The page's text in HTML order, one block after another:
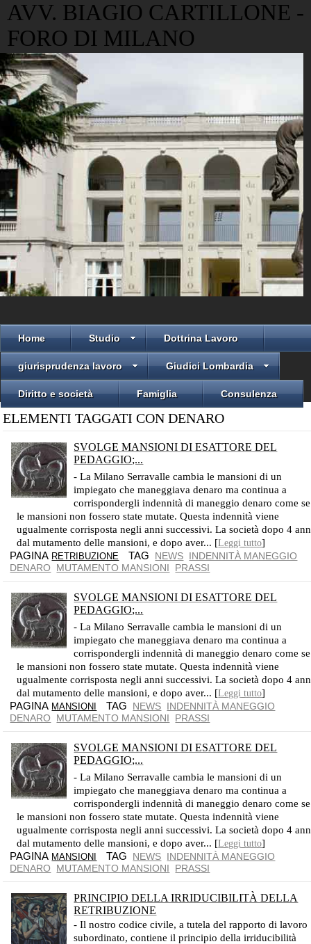
AVV. BIAGIO CARTILLONE -
FORO DI MILANO
Home Studio Dottrina Lavoro
giurisprudenza lavoro Giudici Lombardia
Diritto e società Famiglia Consulenza
ELEMENTI TAGGATI CON DENARO
SVOLGE MANSIONI DI ESATTORE DEL
PEDAGGIO;...
- La Milano Serravalle cambia le mansioni di un
impiegato che maneggiava denaro ma continua a
corrispondergli indennità di maneggio denaro come se
le mansioni non fossero state mutate. Questa indennità viene
ugualmente corrisposta negli anni successivi. La società dopo 4
dal mutamento delle mansioni, e dopo aver... [Leggi tutto]
PAGINA RETRIBUZIONE TAG NEWS INDENNITÀ MANEGGIO
DENARO
MUTAMENTO MANSIONI PRASSI
SVOLGE MANSIONI DI ESATTORE DEL
PEDAGGIO;...
- La Milano Serravalle cambia le mansioni di un
impiegato che maneggiava denaro ma continua a
corrispondergli indennità di maneggio denaro come se
le mansioni non fossero state mutate. Questa indennità viene
ugualmente corrisposta negli anni successivi. La società dopo 4
dal mutamento delle mansioni, e dopo aver... [Leggi tutto]
PAGINA MANSIONI TAG NEWS INDENNITÀ MANEGGIO
DENARO
MUTAMENTO MANSIONI PRASSI
SVOLGE MANSIONI DI ESATTORE DEL
PEDAGGIO;...
- La Milano Serravalle cambia le mansioni di un
impiegato che maneggiava denaro ma continua a
corrispondergli indennità di maneggio denaro come se
le mansioni non fossero state mutate. Questa indennità viene
ugualmente corrisposta negli anni successivi. La società dopo 4
dal mutamento delle mansioni, e dopo aver... [Leggi tutto]
PAGINA MANSIONI TAG NEWS INDENNITÀ MANEGGIO
DENARO
MUTAMENTO MANSIONI PRASSI
PRINCIPIO DELLA IRRIDUCIBILITÀ DELLA
RETRIBUZIONE
- Il nostro codice civile, a tutela del rapporto di lavoro
subordinato, contiene il principio della irriducibilità